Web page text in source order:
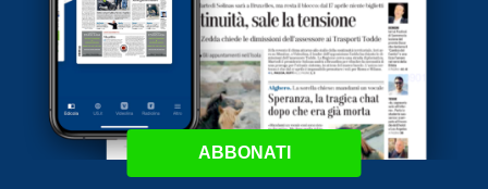
ABBONATI